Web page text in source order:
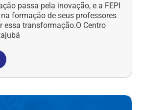
passa pela inovação, e a FEPI
formação de seus professores
essa transformação.O Centro